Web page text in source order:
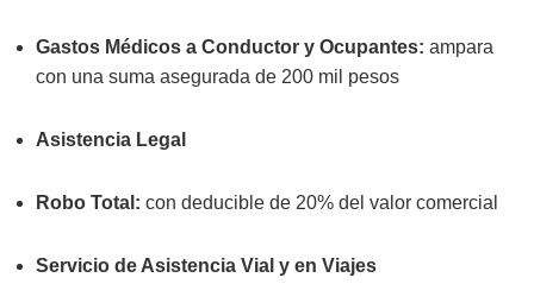
Gastos Médicos a Conductor y Ocupantes: ampara
con una suma asegurada de 200 mil pesos
Asistencia Legal
Robo Total: con deducible de 20% del valor comercial
Servicio de Asistencia Vial y en Viajes